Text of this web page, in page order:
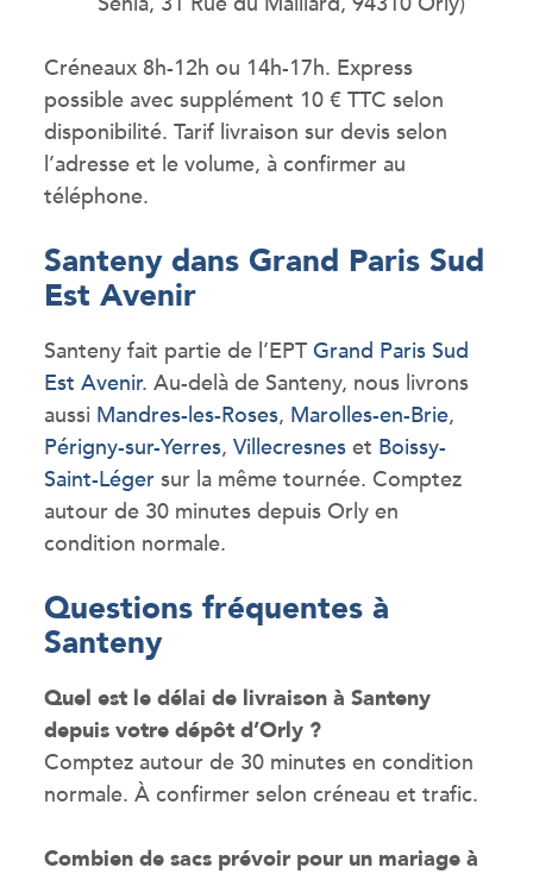
Créneaux 8h-12h ou 14h-17h. Express
possible avec supplément 10 € TTC selon
disponibilité. Tarif livraison sur devis selon
l’adresse et le volume, à confirmer au
téléphone.
Santeny dans Grand Paris Sud
Est Avenir
Santeny fait partie de l’EPT Grand Paris Sud
Est Avenir. Au-delà de Santeny, nous livrons
aussi Mandres-les-Roses, Marolles-en-Brie,
Périgny-sur-Yerres, Villecresneset Boissy-
Saint-Légersur la même tournée. Comptez
autour de 30 minutes depuis Orly en
condition normale.
Questions fréquentes à
Santeny
Quel est le délai de livraison à Santeny
depuis votre dépôt d’Orly ?
Comptez autour de 30 minutes en condition
normale. À confirmer selon créneau et trafic.
Combien de sacs prévoir pour un mariage à